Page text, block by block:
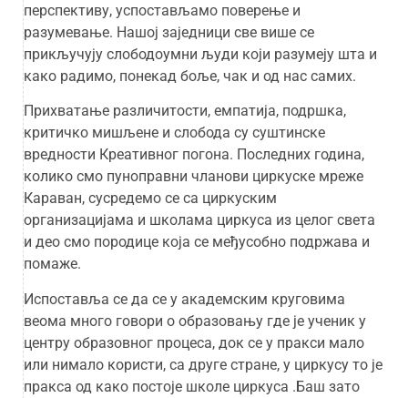
перспективу, успостављамо поверење и
разумевање. Нашој заједници све више се
прикључују слободоумни људи који разумеју шта и
како радимо, понекад боље, чак и од нас самих.
Прихватање различитости, емпатија, подршка,
критичко мишљене и слобода су суштинске
вредности Креативног погона. Последних година,
колико смо пуноправни чланови циркуске мреже
Караван, сусредемо се са циркуским
организацијама и школама циркуса из целог света
и део смо породице која се међусобно подржава и
помаже.
Испоставља се да се у академским круговима
веома много говори о образовању где је ученик у
центру образовног процеса, док се у пракси мало
или нимало користи, са друге стране, у циркусу то је
пракса од како постоје школе циркуса .Баш зато